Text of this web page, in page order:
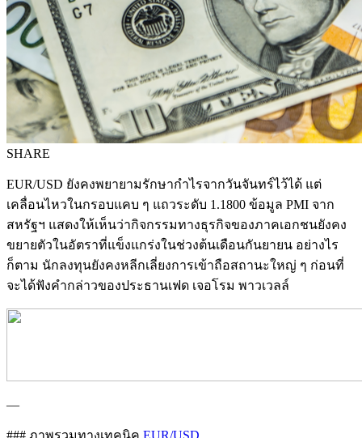
SHARE
EUR/USD ยังคงพยายามรักษากำไรจากวันจันทร์ไว้ได้ แต่
เคลื่อนไหวในกรอบแคบ ๆ แถวระดับ 1.1800 ข้อมูล PMI จาก
สหรัฐฯ แสดงให้เห็นว่ากิจกรรมทางธุรกิจของภาคเอกชนยังคง
ขยายตัวในอัตราที่แข็งแกร่งในช่วงต้นเดือนกันยายน อย่างไร
ก็ตาม นักลงทุนยังคงหลีกเลี่ยงการเข้าถือสถานะใหญ่ ๆ ก่อนที่
จะได้ฟังคำกล่าวของประธานเฟด เจอโรม พาวเวลล์
—
### ภาพรวมทางเทคนิค EUR/USD